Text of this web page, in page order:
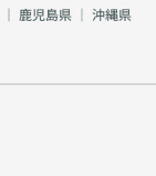
｜ 鹿児島県 ｜ 沖縄県